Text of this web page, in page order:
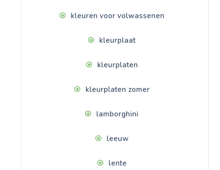
kleuren voor volwassenen
kleurplaat
kleurplaten
kleurplaten zomer
lamborghini
leeuw
lente